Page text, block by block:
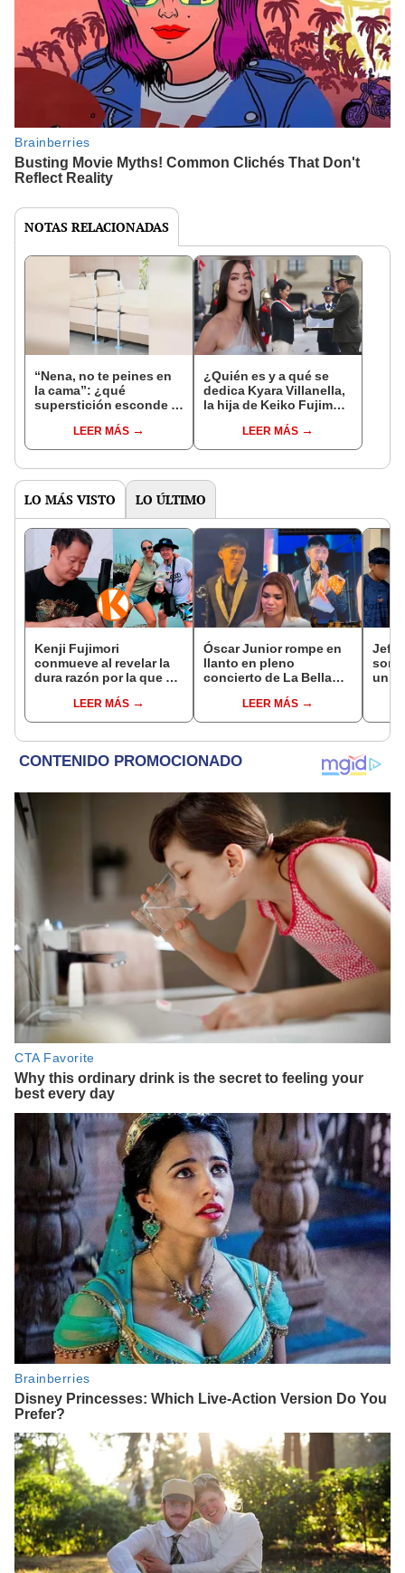
NOTAS RELACIONADAS
“Nena, no te peines en
la cama”: ¿qué
superstición esconde la
Enanitos Verdes?
LEER MÁS
¿Quién es y a qué se
dedica Kyara Villanella,
la hija de Keiko Fujimori
nivel nacional?
LEER MÁS
LO MÁS VISTO LO ÚLTIMO
Kenji Fujimori
conmueve al revelar la
dura razón por la que no
esposa Erika Muñóz: "El
proceso judicial"
LEER MÁS
Óscar Junior rompe en
llanto en pleno
concierto de La Bella
denuncia de Naldy
Saldaña
LEER MÁS
un